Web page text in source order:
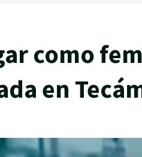
como
en